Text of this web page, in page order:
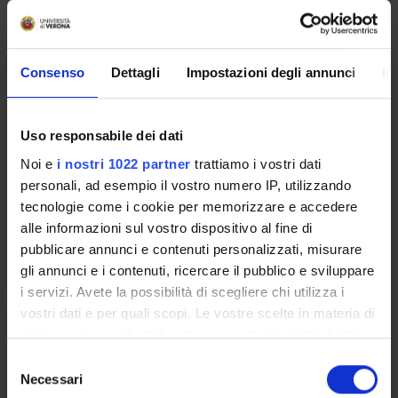
Consenso Dettagli Impostazioni degli annunci
Uso responsabile dei dati
Noi e i nostri 1022 partner trattiamo i vostri dati
personali, ad esempio il vostro numero IP, utilizzando
tecnologie come i cookie per memorizzare e accedere
alle informazioni sul vostro dispositivo al fine di
pubblicare annunci e contenuti personalizzati, misurare
gli annunci e i contenuti, ricercare il pubblico e sviluppare
i servizi. Avete la possibilità di scegliere chi utilizza i
vostri dati e per quali scopi. Le vostre scelte in materia di
privacy sono applicabili solo su questa proprietà digitale
modificare o revocare il proprio consenso in qualsiasi
Necessari
DELLA SICUREZZA IN CONTESTI
ASSISTENZIALI
Credits
2
Period
Academic staff
Not yet assigned
Lessons timetable
SICUREZZA NEGLI AMBIENTI DI
Credits